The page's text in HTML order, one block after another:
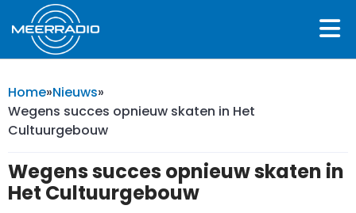
Home»Nieuws»
Wegens succes opnieuw skaten in Het
Cultuurgebouw
Wegens succes opnieuw skaten in
Het Cultuurgebouw